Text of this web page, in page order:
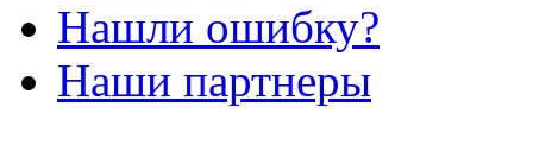
Нашли ошибку?
Наши партнеры